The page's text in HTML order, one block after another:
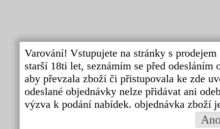
Varování! Vstupujete na stránky s
starší 18ti let, seznámím se před
aby převzala zboží či přistupovala ke zde
odeslané objednávky nelze přidávat ani
výzva k podání nabídek. objednávka zboží